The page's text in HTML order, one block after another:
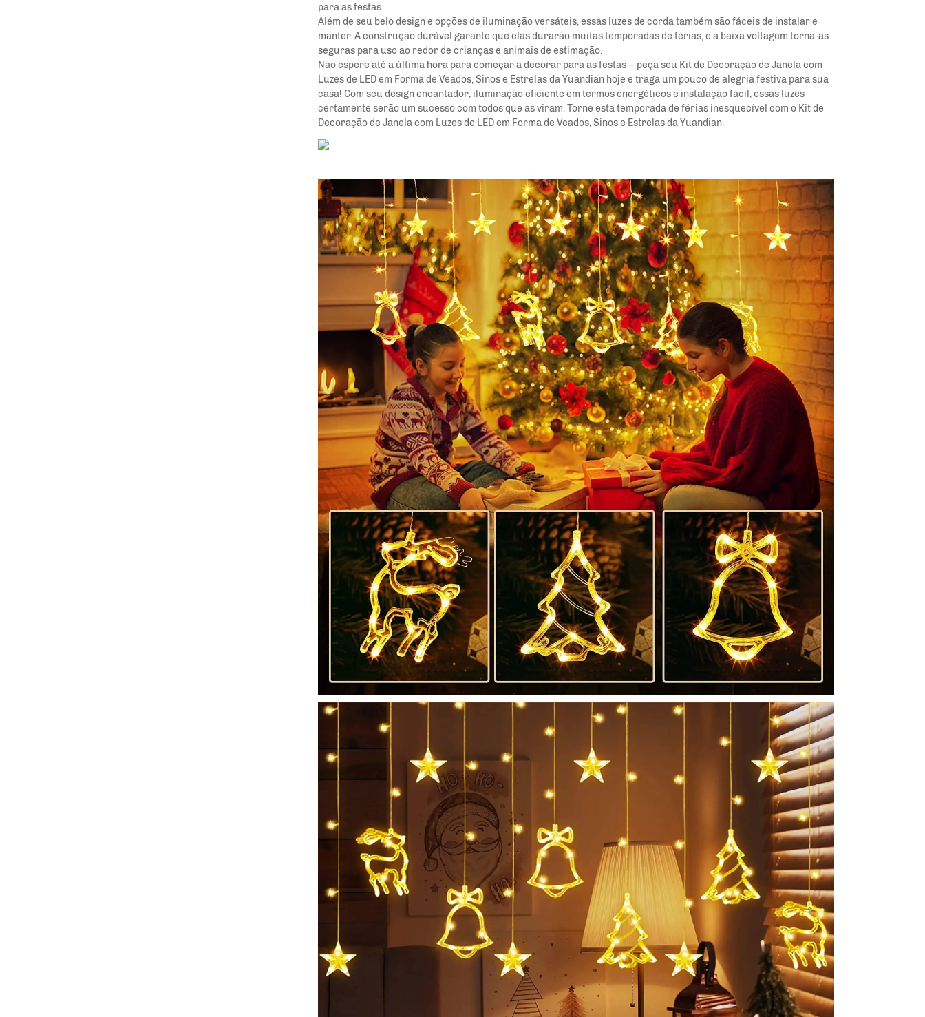
para as festas.
Além de seu belo design e opções de iluminação versáteis, essas luzes de corda também são fáceis de instalar e
manter. A construção durável garante que elas durarão muitas temporadas de férias, e a baixa voltagem torna-as
seguras para uso ao redor de crianças e animais de estimação.
Não espere até a última hora para começar a decorar para as festas – peça seu Kit de Decoração de Janela com
Luzes de LED em Forma de Veados, Sinos e Estrelas da Yuandian hoje e traga um pouco de alegria festiva para sua
casa! Com seu design encantador, iluminação eficiente em termos energéticos e instalação fácil, essas luzes
certamente serão um sucesso com todos que as viram. Torne esta temporada de férias inesquecível com o Kit de
Decoração de Janela com Luzes de LED em Forma de Veados, Sinos e Estrelas da Yuandian.